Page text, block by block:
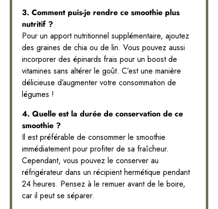
3. Comment puis-je rendre ce smoothie plus
nutritif ?
Pour un apport nutritionnel supplémentaire, ajoutez
des graines de chia ou de lin. Vous pouvez aussi
incorporer des épinards frais pour un boost de
vitamines sans altérer le goût. C’est une manière
délicieuse d’augmenter votre consommation de
légumes !
4. Quelle est la durée de conservation de ce
smoothie ?
Il est préférable de consommer le smoothie
immédiatement pour profiter de sa fraîcheur.
Cependant, vous pouvez le conserver au
réfrigérateur dans un récipient hermétique pendant
24 heures. Pensez à le remuer avant de le boire,
car il peut se séparer.